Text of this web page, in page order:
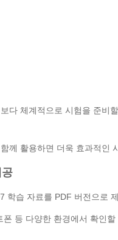
다 체계적으로 시험을 준비
께 활용하면 더욱 효과적인
학습 자료를 PDF 버전으로
등 다양한 환경에서 확인